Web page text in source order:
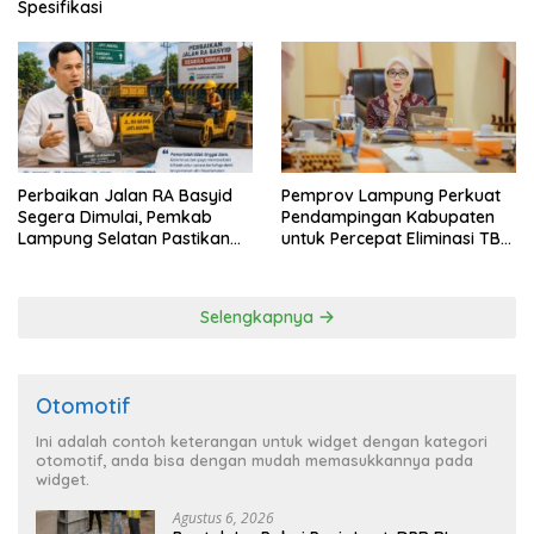
Spesifikasi
Perbaikan Jalan RA Basyid
Segera Dimulai, Pemkab
Lampung Selatan Pastikan
Pemprov Lampung Perkuat
Pendampingan Kabupaten
untuk Percepat Eliminasi TBC
Selengkapnya
Otomotif
Ini adalah contoh keterangan untuk widget dengan kategori
otomotif, anda bisa dengan mudah memasukkannya pada
widget.
Agustus 6, 2026